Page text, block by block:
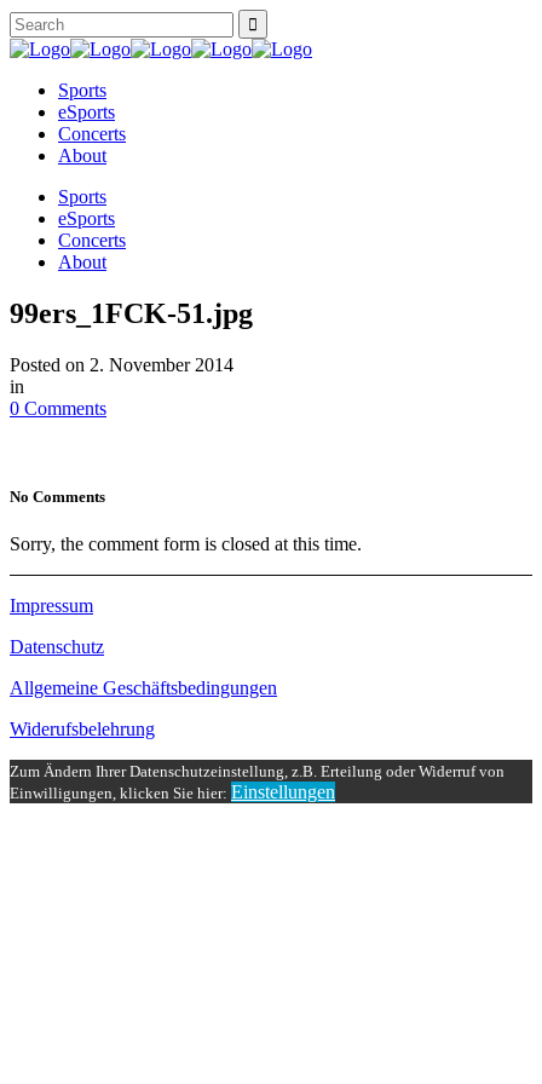
Sports
eSports
Concerts
About
Sports
eSports
Concerts
About
99ers_1FCK-51.jpg
Posted on 2. November 2014
in
0 Comments
No Comments
Sorry, the comment form is closed at this time.
Impressum
Datenschutz
Allgemeine Geschäftsbedingungen
Widerufsbelehrung
Zum Ändern Ihrer Datenschutzeinstellung, z.B. Erteilung oder Widerruf von
Einwilligungen, klicken Sie hier: Einstellungen